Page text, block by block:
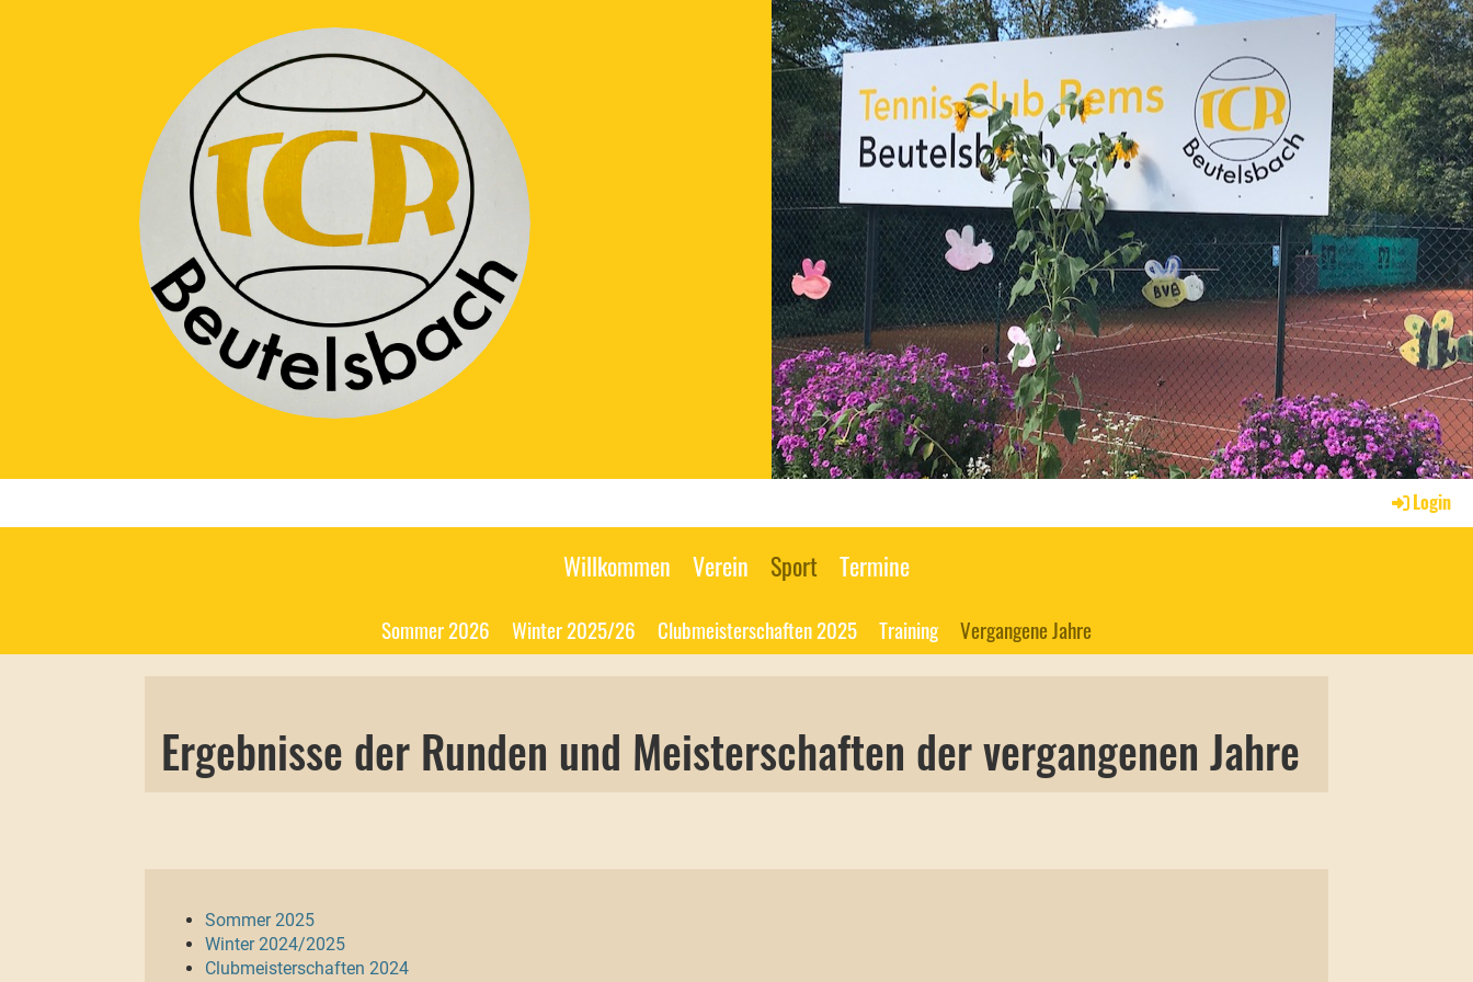
Login
Willkommen Verein Sport Termine
Sommer 2026 Winter 2025/26 Clubmeisterschaften 2025 Training Vergangene Jahre
Ergebnisse der Runden und Meisterschaften der vergangenen Jahre
Sommer 2025
Winter 2024/2025
Clubmeisterschaften 2024